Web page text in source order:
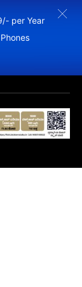
per Year
Phones